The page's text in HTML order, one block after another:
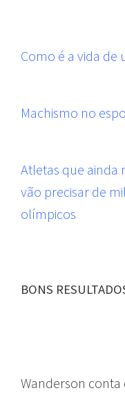
Como é a vida de
Machismo no
Atletas que ainda
vão precisar de
olímpicos
BONS
Wanderson